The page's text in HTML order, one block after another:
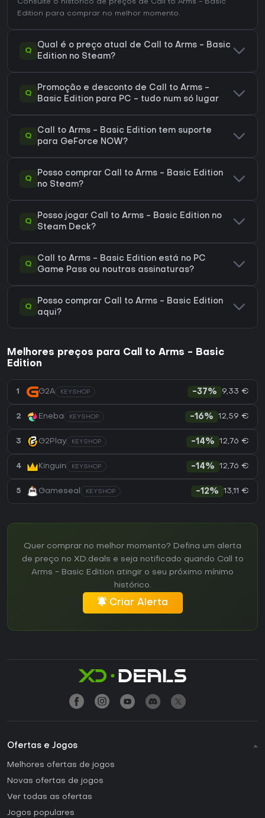
Consulte o histórico de preços de Call to Arms - Basic
Edition para comprar no melhor momento.
Q
Qual é o preço atual de Call to Arms - Basic
Edition no Steam?
Q
Promoção e desconto de Call to Arms -
Basic Edition para PC - tudo num só lugar
Q
Call to Arms - Basic Edition tem suporte
para GeForce NOW?
Q
Posso comprar Call to Arms - Basic Edition
no Steam?
Q
Posso jogar Call to Arms - Basic Edition no
Steam Deck?
Q
Call to Arms - Basic Edition está no PC
Game Pass ou noutras assinaturas?
Q
Posso comprar Call to Arms - Basic Edition
aqui?
Melhores preços para Call to Arms - Basic
Edition
1 G2A KEYSHOP -37% 9,33 €
2 Eneba KEYSHOP -16% 12,59 €
3 G2Play KEYSHOP -14% 12,76 €
4 Kinguin KEYSHOP -14% 12,76 €
5 Gameseal KEYSHOP -12% 13,11 €
Quer comprar no melhor momento? Defina um alerta
de preço no XD.deals e seja notificado quando Call to
Arms - Basic Edition atingir o seu próximo mínimo
histórico.
Criar Alerta
Ofertas e Jogos
Melhores ofertas de jogos
Novas ofertas de jogos
Ver todas as ofertas
Jogos populares